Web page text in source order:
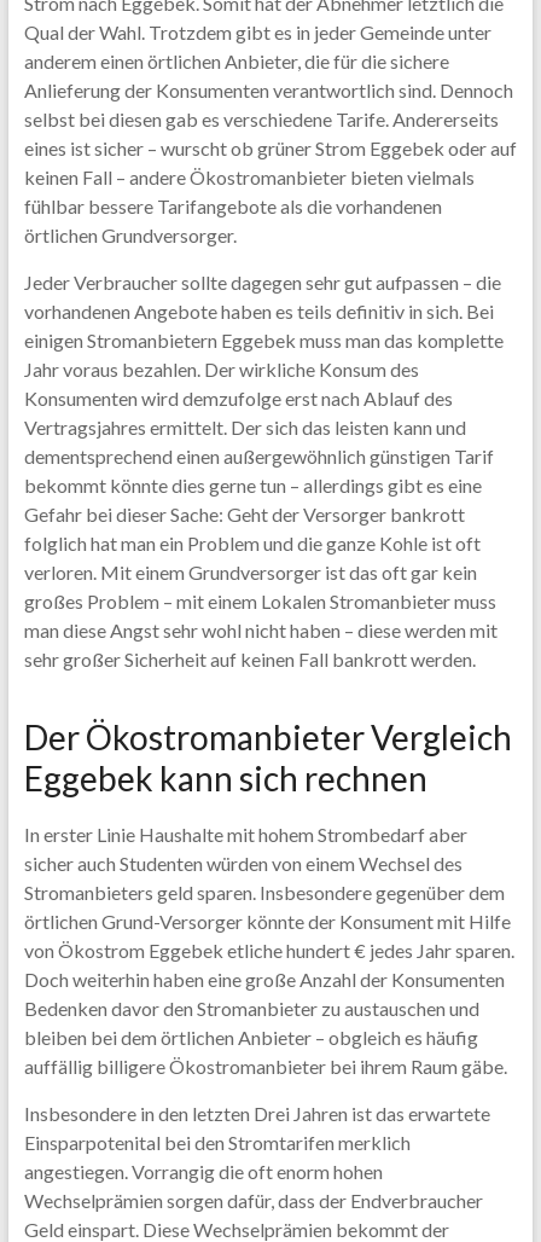
Qual der Wahl. Trotzdem gibt es in jeder Gemeinde unter
anderem einen örtlichen Anbieter, die für die sichere
Anlieferung der Konsumenten verantwortlich sind. Dennoch
selbst bei diesen gab es verschiedene Tarife. Andererseits
eines ist sicher – wurscht ob grüner Strom Eggebek oder auf
keinen Fall – andere Ökostromanbieter bieten vielmals
fühlbar bessere Tarifangebote als die vorhandenen
örtlichen Grundversorger.
Jeder Verbraucher sollte dagegen sehr gut aufpassen – die
vorhandenen Angebote haben es teils definitiv in sich. Bei
einigen Stromanbietern Eggebek muss man das komplette
Jahr voraus bezahlen. Der wirkliche Konsum des
Konsumenten wird demzufolge erst nach Ablauf des
Vertragsjahres ermittelt. Der sich das leisten kann und
dementsprechend einen außergewöhnlich günstigen Tarif
bekommt könnte dies gerne tun – allerdings gibt es eine
Gefahr bei dieser Sache: Geht der Versorger bankrott
folglich hat man ein Problem und die ganze Kohle ist oft
verloren. Mit einem Grundversorger ist das oft gar kein
großes Problem – mit einem Lokalen Stromanbieter muss
man diese Angst sehr wohl nicht haben – diese werden mit
sehr großer Sicherheit auf keinen Fall bankrott werden.
Der Ökostromanbieter Vergleich
Eggebek kann sich rechnen
In erster Linie Haushalte mit hohem Strombedarf aber
sicher auch Studenten würden von einem Wechsel des
Stromanbieters geld sparen. Insbesondere gegenüber dem
örtlichen Grund-Versorger könnte der Konsument mit Hilfe
von Ökostrom Eggebek etliche hundert € jedes Jahr sparen.
Doch weiterhin haben eine große Anzahl der Konsumenten
Bedenken davor den Stromanbieter zu austauschen und
bleiben bei dem örtlichen Anbieter – obgleich es häufig
auffällig billigere Ökostromanbieter bei ihrem Raum gäbe.
Insbesondere in den letzten Drei Jahren ist das erwartete
Einsparpotenital bei den Stromtarifen merklich
angestiegen. Vorrangig die oft enorm hohen
Wechselprämien sorgen dafür, dass der Endverbraucher
Geld einspart. Diese Wechselprämien bekommt der